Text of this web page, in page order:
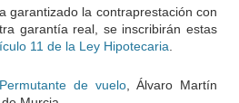
garantizado la contraprestación con
garantía real, se inscribirán estas
11 de la Ley Hipotecaria.
de vuelo, Álvaro Martín